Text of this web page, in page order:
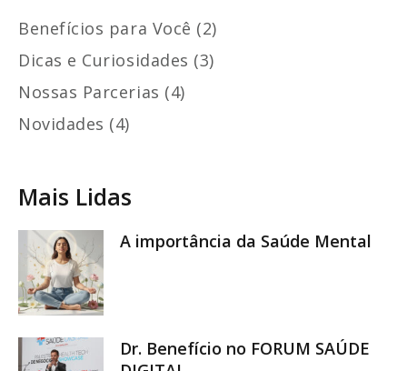
Benefícios para Você (2)
Dicas e Curiosidades (3)
Nossas Parcerias (4)
Novidades (4)
Mais Lidas
A importância da Saúde Mental
Dr. Benefício no FORUM SAÚDE